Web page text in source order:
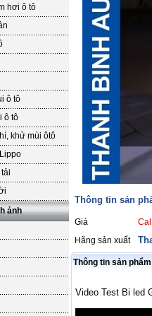
hơi ô tô
ô tô
ô tô
khử mùi ôtô
ảnh
Thông tin sản
Giá Call
Hãng sản xuất
Thông tin sản phẩm
Video Test Bi led